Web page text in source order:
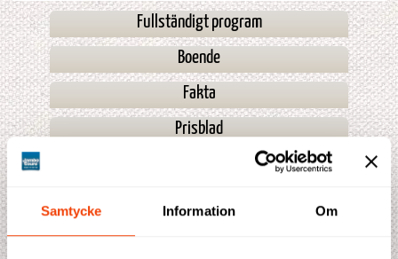
Samtycke Information Om
Fullständigt program
Boende
Fakta
Prisblad
Prisförslag